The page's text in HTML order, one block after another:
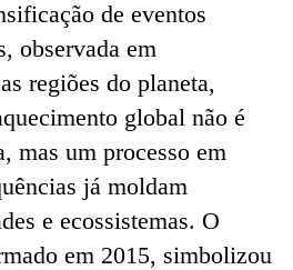
de eventos
observada em
regiões do planeta,
global não é
mas um processo em
já moldam
e ecossistemas. O
em 2015, simbolizou